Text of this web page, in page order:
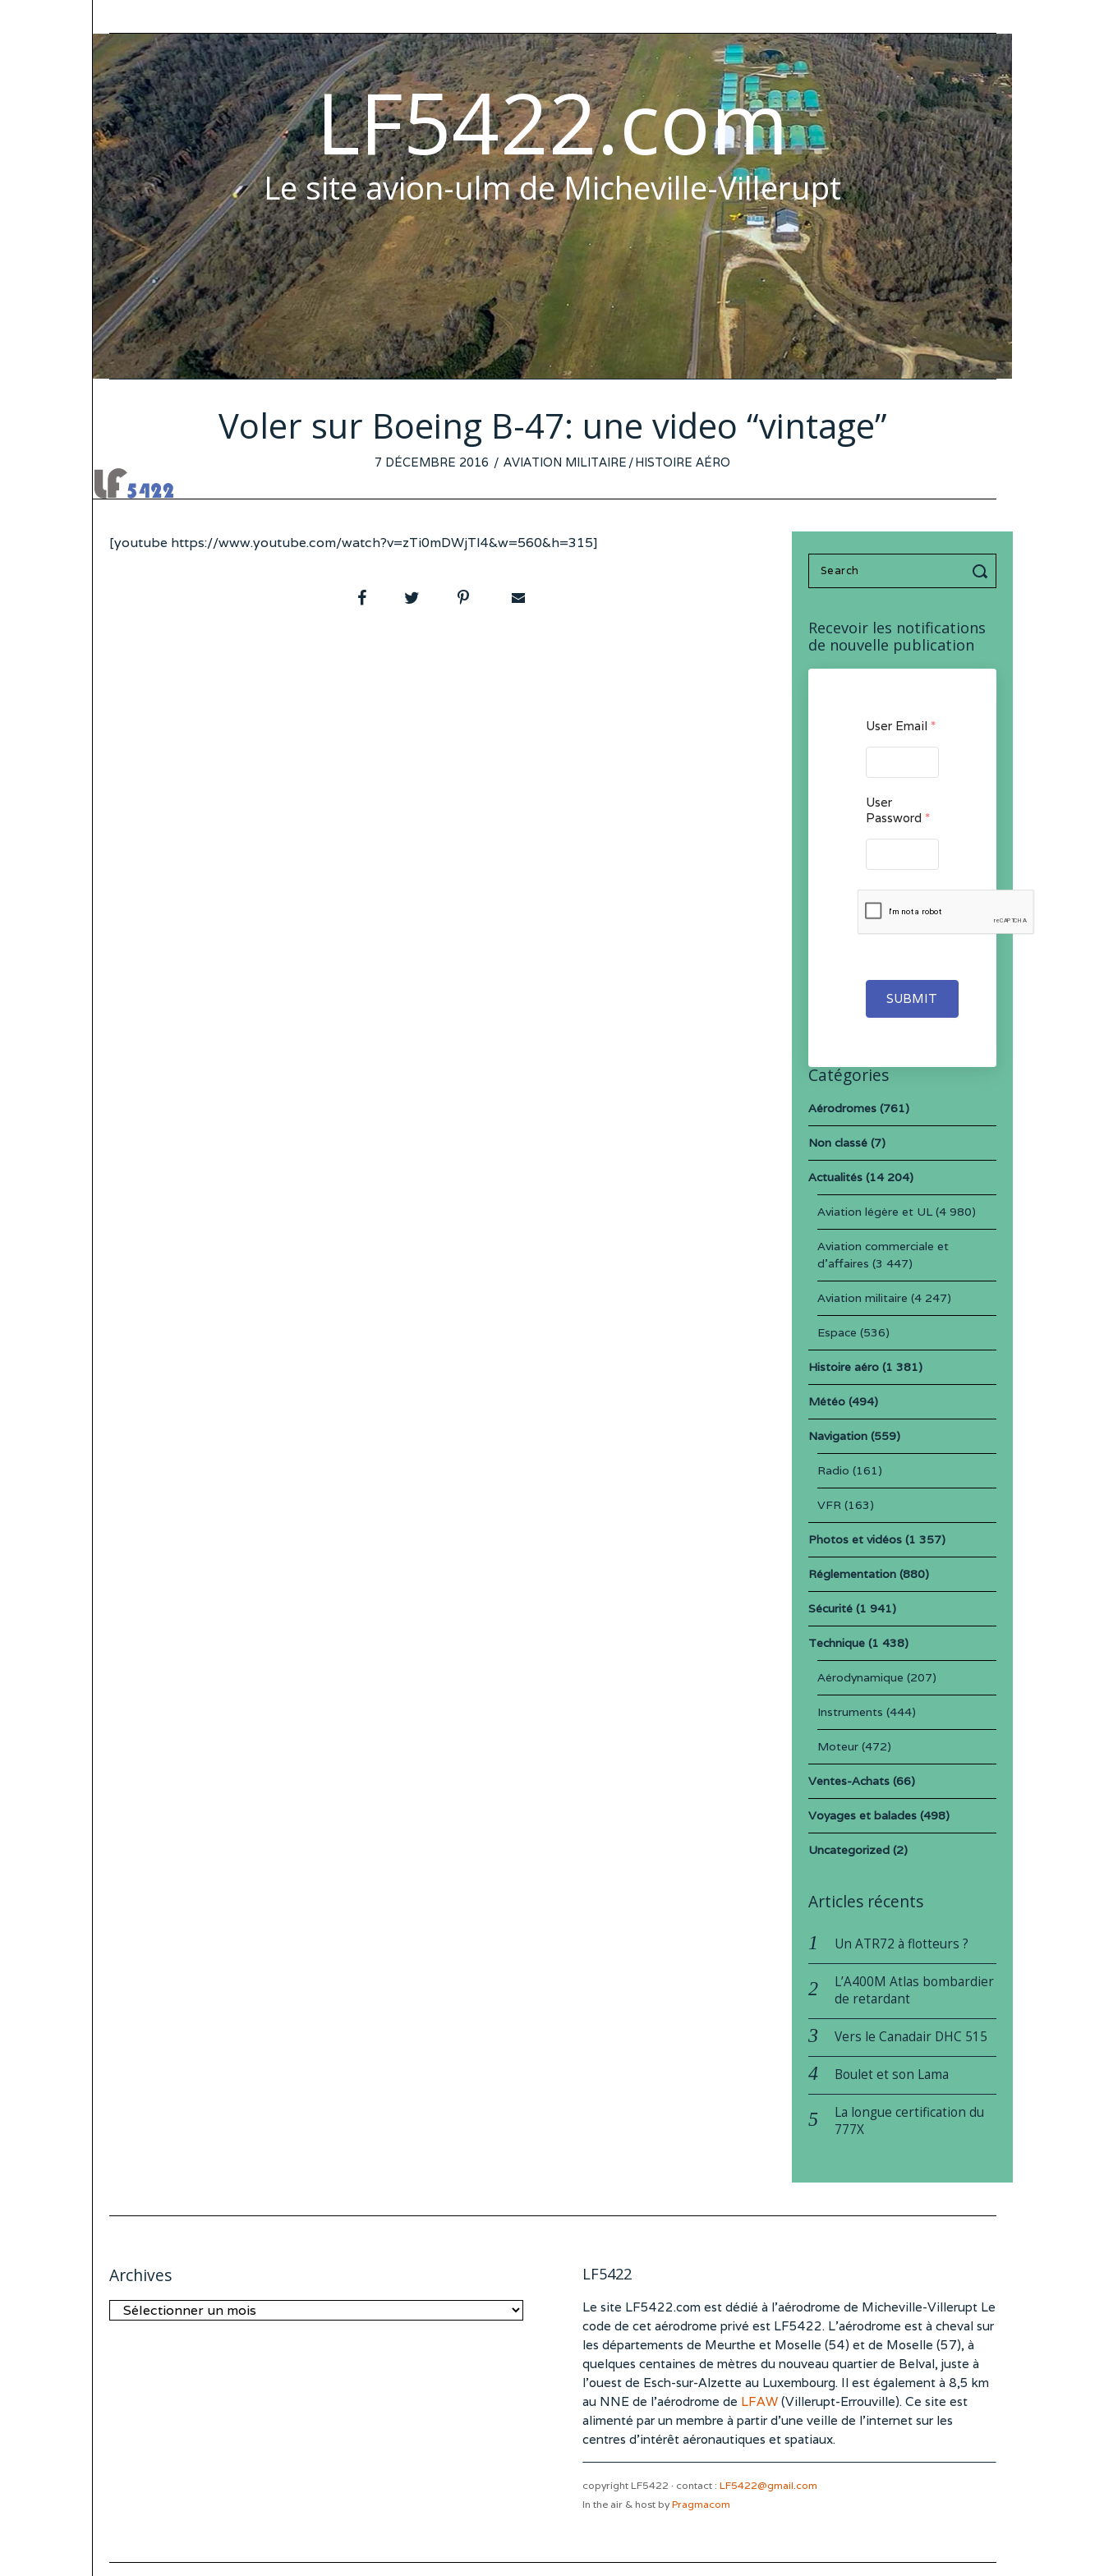
LF5422.com
Le site avion-ulm de Micheville-Villerupt
Voler sur Boeing B-47: une video “vintage”
POSTED
7 DÉCEMBRE 2016 AVIATION MILITAIRE /HISTOIRE AÉRO
[youtube https://www.youtube.com/watch?v=zTi0mDWjTl4&w=560&h=315]
Search
for:
Recevoir les notifications
de nouvelle publication
User Email *
User
Password *
SUBMIT
Catégories
Aérodromes(761)
Non classé(7)
Actualités(14 204)
Aviation légère et UL(4 980)
Aviation commerciale et
d'affaires (3 447)
Aviation militaire (4 247)
Espace (536)
Histoire aéro(1 381)
Météo(494)
Navigation(559)
Radio (161)
VFR (163)
Photos et vidéos(1 357)
Réglementation(880)
Sécurité(1 941)
Technique(1 438)
Aérodynamique (207)
Instruments (444)
Moteur(472)
Ventes-Achats(66)
Voyages et balades(498)
Uncategorized(2)
Articles récents
Un ATR72 à flotteurs ?
L’A400M Atlas bombardier
de retardant
Vers le Canadair DHC 515
Boulet et son Lama
La longue certification du
777X
Archives
Archives
LF5422
Le site LF5422.com est dédié à l’aérodrome de Micheville-Villerupt Le
code de cet aérodrome privé est LF5422. L’aérodrome est à cheval sur
les départements de Meurthe et Moselle (54) et de Moselle (57), à
quelques centaines de mètres du nouveau quartier de Belval, juste à
l’ouest de Esch-sur-Alzette au Luxembourg. Il est également à 8,5 km
au NNE de l’aérodrome de LFAW(Villerupt-Errouville). Ce site est
alimenté par un membre à partir d’une veille de l’internet sur les
centres d’intérêt aéronautiques et spatiaux.
copyright LF5422 · contact : LF5422@gmail.com
In the air & host byPragmacom